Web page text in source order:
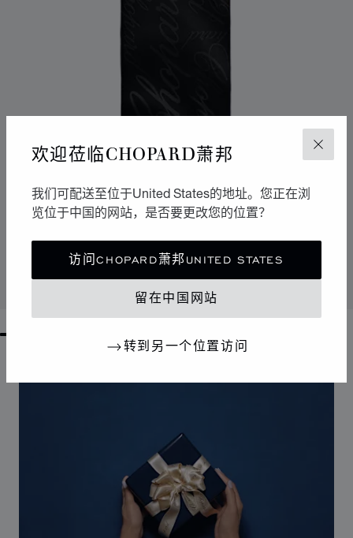
关闭
欢迎莅临CHOPARD萧邦
我们可配送至位于United States的地址。您正在浏
览位于中国的网站，是否要更改您的位置？
访问CHOPARD萧邦UNITED STATES
留在中国网站
转到另一个位置访问
转到幻灯片 1转到幻灯片 2
黑色 - 70 X 180 CM
GO TO SLIDE 2
GO TO SLIDE 3
GO TO SLIDE 4
GO TO SLIDE 5
GO TO SLIDE 6
GO TO SLIDE 7
GO TO SLIDE 8
GO TO SLIDE 9
GO TO SLIDE 10